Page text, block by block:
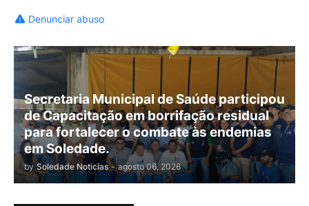
Denunciar abuso
Secretaria Municipal de Saúde participou
de Capacitação em borrifação residual
para fortalecer o combate às endemias
em Soledade.
by Soledade Noticias - agosto 06, 2026